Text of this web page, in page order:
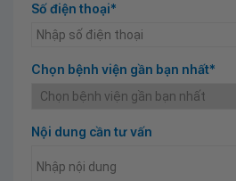
Số điện thoại*
Chọn bệnh viện gần bạn nhất*
Nội dung cần tư vấn